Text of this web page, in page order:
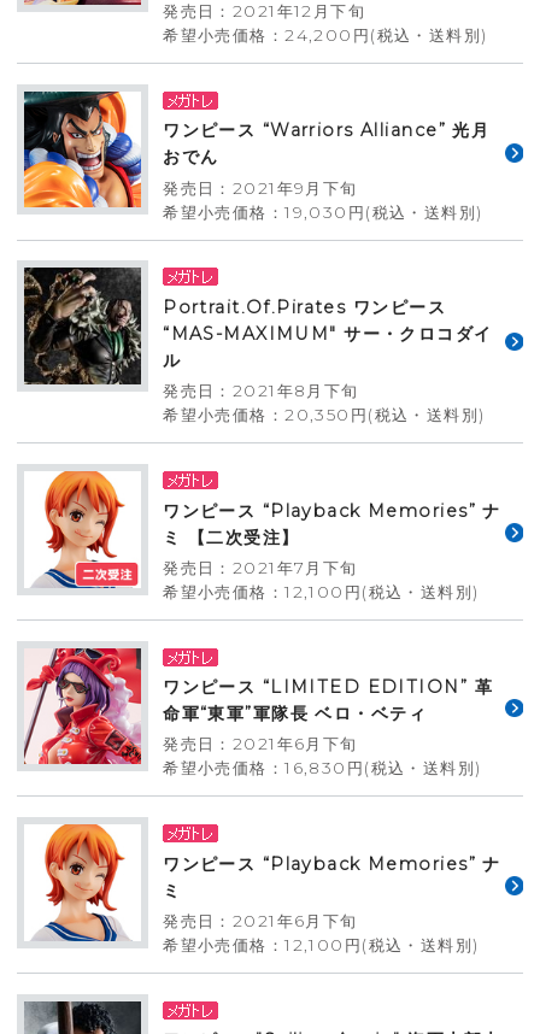
発売日：2021年12月下旬
希望小売価格：24,200円(税込・送料別)
ワンピース “Warriors Alliance” 光月
おでん
発売日：2021年9月下旬
希望小売価格：19,030円(税込・送料別)
Portrait.Of.Pirates ワンピース
“MAS-MAXIMUM" サー・クロコダイ
ル
発売日：2021年8月下旬
希望小売価格：20,350円(税込・送料別)
ワンピース “Playback Memories” ナ
ミ 【二次受注】
発売日：2021年7月下旬
希望小売価格：12,100円(税込・送料別)
ワンピース “LIMITED EDITION” 革
命軍“東軍”軍隊長 ベロ・ベティ
発売日：2021年6月下旬
希望小売価格：16,830円(税込・送料別)
ワンピース “Playback Memories” ナ
ミ
発売日：2021年6月下旬
希望小売価格：12,100円(税込・送料別)